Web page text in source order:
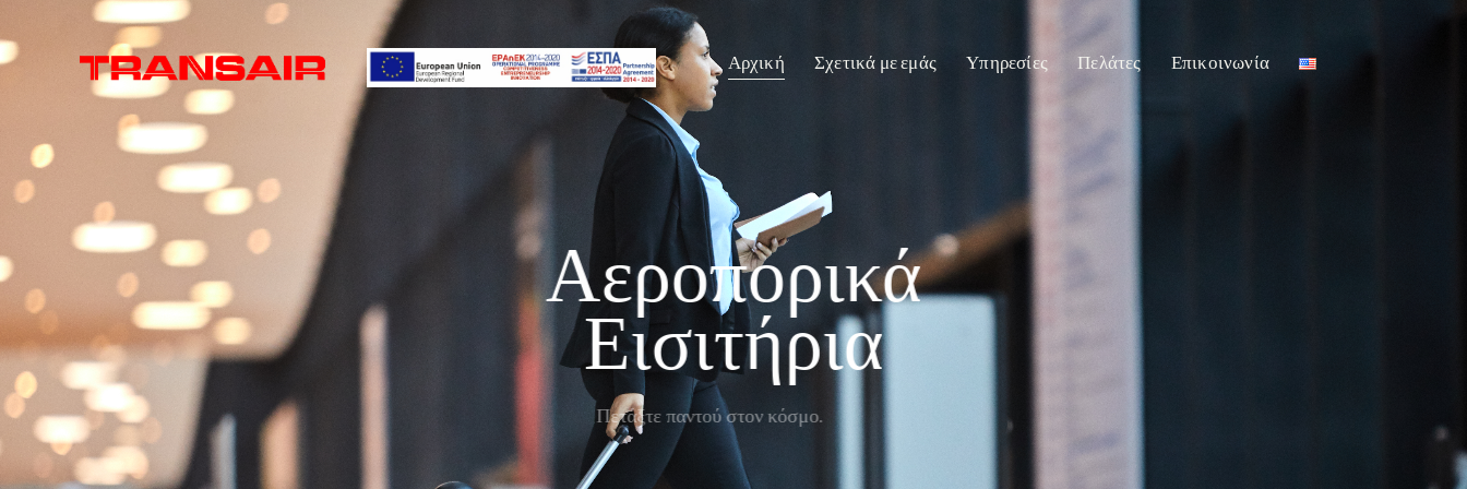
Αρχική Σχετικά με εμάς Υπηρεσίες Πελάτες Επικοινωνία
Αεροπορικά
Εισιτήρια
Πετάξτε παντού στον κόσμο.